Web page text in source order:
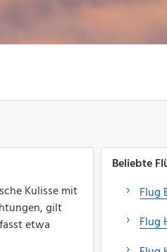
Kulisse mit
gilt
etwa
Beliebte
Flug
Flug